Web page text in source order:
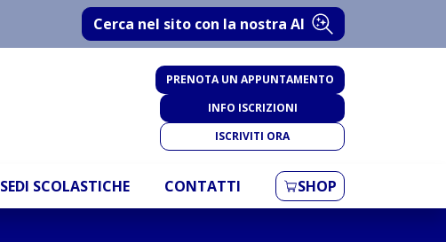
Cerca nel sito con la nostra AI
PRENOTA UN APPUNTAMENTO
INFO ISCRIZIONI
ISCRIVITI ORA
SEDI SCOLASTICHE CONTATTI SHOP